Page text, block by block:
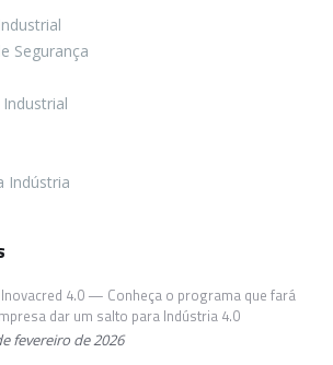
Segurança
Indústria
Inovacred 4.0 — Conheça o programa que fará
dar um salto para Indústria 4.0
fevereiro de 2026